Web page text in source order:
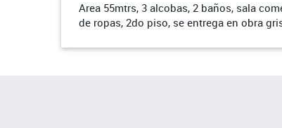
Area 55mtrs, 3 alcobas, 2 baños, sala
de ropas, 2do piso, se entrega en obra